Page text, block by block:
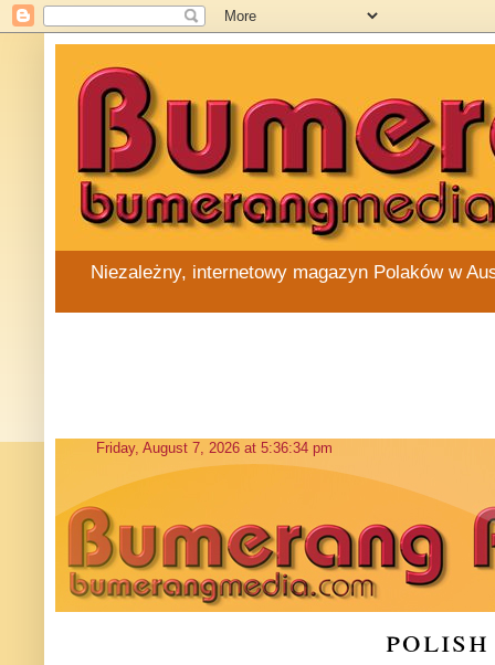
Niezależny, internetowy magazyn Polaków w